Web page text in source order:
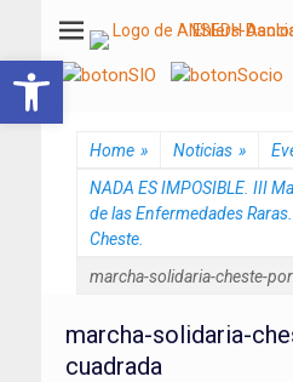
Asociación Nacional del
Home » Noticias »
NADA ES IMPOSIBLE. III
de las Enfermedades
Cheste.
marcha-solidaria-cheste-
marcha-solidaria-
cuadrada
Abrir barra de herramientas